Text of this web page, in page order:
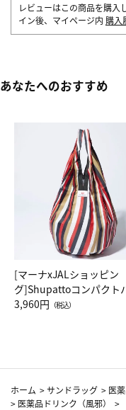
レビューはこの商品を購入
イン後、マイページ内 購入
あなたへのおすすめ
[マーナxJALショッピン
グ]Shupattoコンパクト
Drop JAL客室乗務員（LC
3,960円 （税込）
ホーム >サンドラッグ > 医
> 医薬品ドリンク（風邪） >